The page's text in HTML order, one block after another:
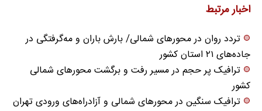
اخبار مرتبط
تردد روان در محورهای شمالی/ بارش باران و مه‌گرفتگی در
جاده‌های ۲۱ استان کشور
ترافیک پر حجم در مسیر رفت و برگشت محورهای شمالی
کشور
ترافیک سنگین در محورهای شمالی و آزادراه‌های ورودی تهران